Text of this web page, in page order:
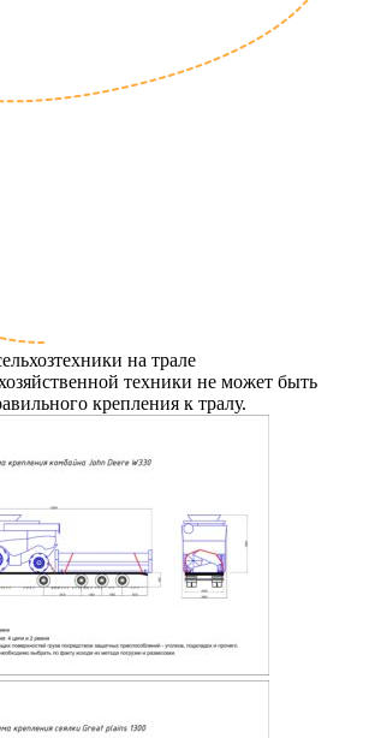
на трале
техники не может быть
крепления к тралу.